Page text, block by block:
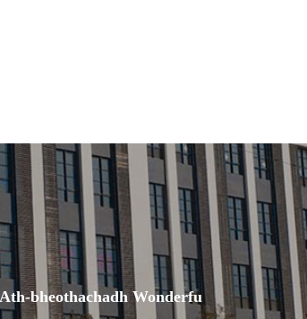
Ath-bheothachadh Wonderfu